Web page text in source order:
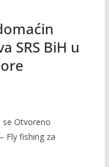
SRS BiH u
se Otvoreno
Fly fishing za